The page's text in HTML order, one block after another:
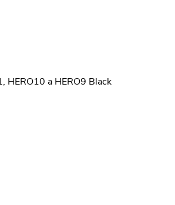
HERO10 a HERO9 Black